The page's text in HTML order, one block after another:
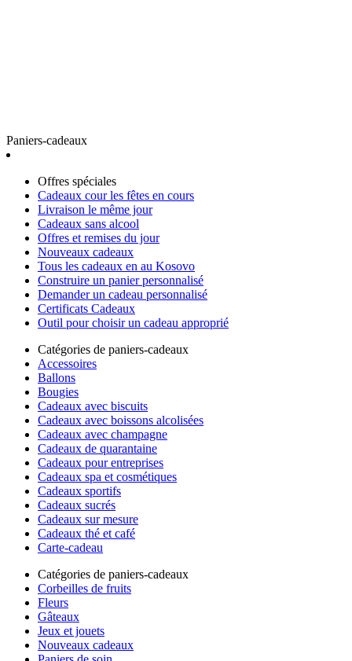
Paniers-cadeaux
Offres spéciales
Cadeaux cour les fêtes en cours
Livraison le même jour
Cadeaux sans alcool
Offres et remises du jour
Nouveaux cadeaux
Tous les cadeaux en au Kosovo
Construire un panier personnalisé
Demander un cadeau personnalisé
Certificats Cadeaux
Outil pour choisir un cadeau approprié
Catégories de paniers-cadeaux
Accessoires
Ballons
Bougies
Cadeaux avec biscuits
Cadeaux avec boissons alcolisées
Cadeaux avec champagne
Cadeaux de quarantaine
Cadeaux pour entreprises
Cadeaux spa et cosmétiques
Cadeaux sportifs
Cadeaux sucrés
Cadeaux sur mesure
Cadeaux thé et café
Carte-cadeau
Catégories de paniers-cadeaux
Corbeilles de fruits
Fleurs
Gâteaux
Jeux et jouets
Nouveaux cadeaux